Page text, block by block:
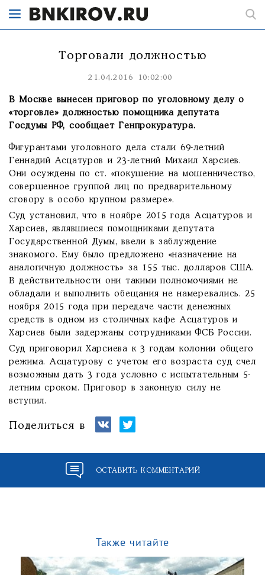
Торговали должностью
21.04.2016 10:02:00
В Москве вынесен приговор по уголовному делу о
«торговле» должностью помощника депутата
Госдумы РФ, сообщает Генпрокуратура.
Фигурантами уголовного дела стали 69-летний
Геннадий Асцатуров и 23-летний Михаил Харсиев.
Они осуждены по ст. «покушение на мошенничество,
совершенное группой лиц по предварительному
сговору в особо крупном размере».
Суд установил, что в ноябре 2015 года Асцатуров и
Харсиев, являвшиеся помощниками депутата
Государственной Думы, ввели в заблуждение
знакомого. Ему было предложено «назначение на
аналогичную должность» за 155 тыс. долларов США.
В действительности они такими полномочиями не
обладали и выполнить обещания не намеревались. 25
ноября 2015 года при передаче части денежных
средств в одном из столичных кафе Асцатуров и
Харсиев были задержаны сотрудниками ФСБ России.
Суд приговорил Харсиева к 3 годам колонии общего
режима. Асцатурову с учетом его возраста суд счел
возможным дать 3 года условно с испытательным 5-
летним сроком. Приговор в законную силу не
вступил.
Поделиться в
ОСТАВИТЬ КОММЕНТАРИЙ
Также читайте